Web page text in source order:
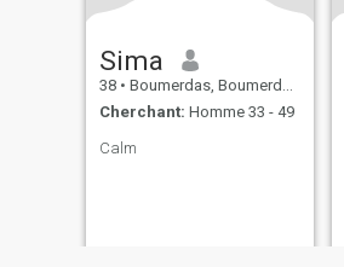
Sima
38 • Boumerdas, Boumerdes, Algérie
Cherchant: Homme 33 - 49
Calm